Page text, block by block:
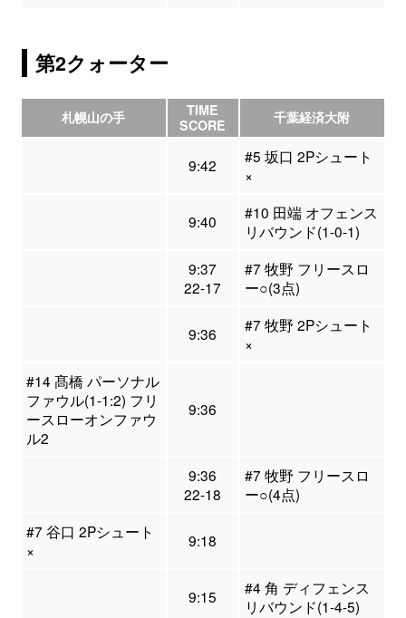
第2クォーター
札幌山の手
TIME
SCORE
千葉経済大附
9:42
#5 坂口 2Pシュート
×
9:40
#10 田端 オフェンス
リバウンド(1-0-1)
9:37
22-17
#7 牧野 フリースロ
ー○(3点)
9:36
#7 牧野 2Pシュート
×
#14 髙橋 パーソナル
ファウル(1-1:2) フリ
ースローオンファウ
ル2
9:36
9:36
22-18
#7 牧野 フリースロ
ー○(4点)
#7 谷口 2Pシュート
×
9:18
9:15
#4 角 ディフェンス
リバウンド(1-4-5)